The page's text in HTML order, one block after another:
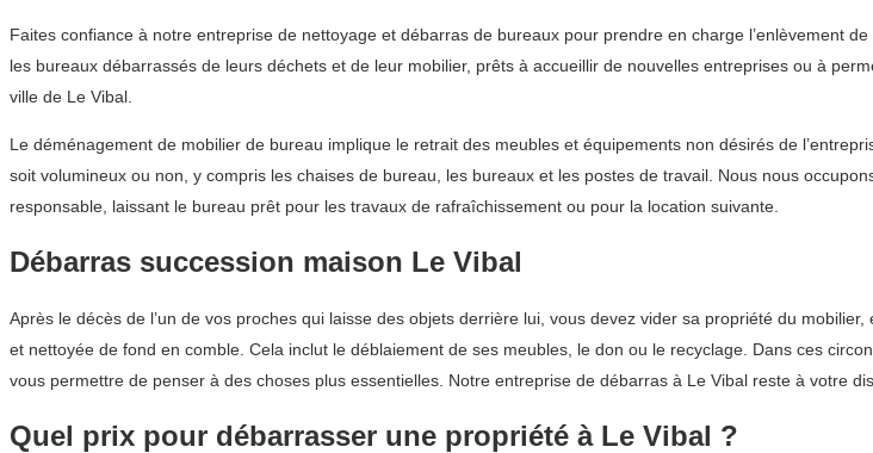
Faites confiance à notre entreprise de nettoyage et débarras de bureaux pour prendre en charge l’enlèvement
les bureaux débarrassés de leurs déchets et de leur mobilier, prêts à accueillir de nouvelles entreprises ou à
ville de Le Vibal.
Le déménagement de mobilier de bureau implique le retrait des meubles et équipements non désirés de
soit volumineux ou non, y compris les chaises de bureau, les bureaux et les postes de travail. Nous nous
responsable, laissant le bureau prêt pour les travaux de rafraîchissement ou pour la location suivante.
Débarras succession maison Le Vibal
Après le décès de l’un de vos proches qui laisse des objets derrière lui, vous devez vider sa propriété du
et nettoyée de fond en comble. Cela inclut le déblaiement de ses meubles, le don ou le recyclage. Dans ces
vous permettre de penser à des choses plus essentielles. Notre entreprise de débarras à Le Vibal reste à votre
Quel prix pour débarrasser une propriété à Le Vibal ?